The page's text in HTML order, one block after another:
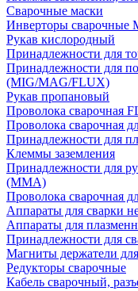
Сварочные маски
Инверторы
Рукав кислородный
Принадлежности для
Принадлежности для
(MIG/MAG/FLUX)
Рукав пропановый
Проволока сварочная
Проволока сварочная
Принадлежности для
Клеммы заземления
Принадлежности для
(MMA)
Проволока сварочная
Аппараты для сварки
Аппараты для
Принадлежности для
Магниты держатели
Редукторы сварочные
Кабель сварочный,